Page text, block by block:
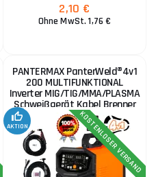
2,10 €
Ohne MwSt. 1,76 €
PANTERMAX PanterWeld®4v1
200 MULTIFUNKTIONAL
Inverter MIG/TIG/MMA/PLASMA
Schweißgerät Kabel Brenner
Elektrode Rot. V
AKTION KOSTENLOSER VERSAND